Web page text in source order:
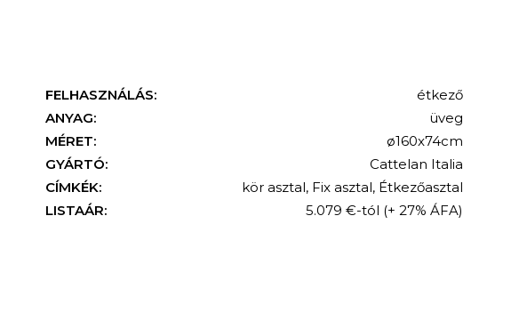
FELHASZNÁLÁS:
étkező
ANYAG:
üveg
MÉRET:
ø160x74cm
GYÁRTÓ:
Cattelan Italia
CÍMKÉK:
kör asztal, Fix asztal, Étkezőasztal
LISTAÁR:
5.079 €-tól (+ 27% ÁFA)